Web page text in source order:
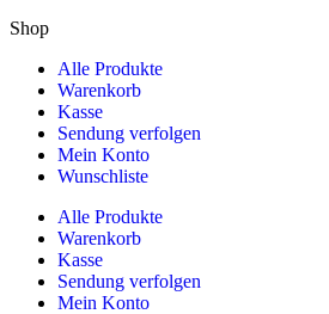
Shop
Alle Produkte
Warenkorb
Kasse
Sendung verfolgen
Mein Konto
Wunschliste
Alle Produkte
Warenkorb
Kasse
Sendung verfolgen
Mein Konto